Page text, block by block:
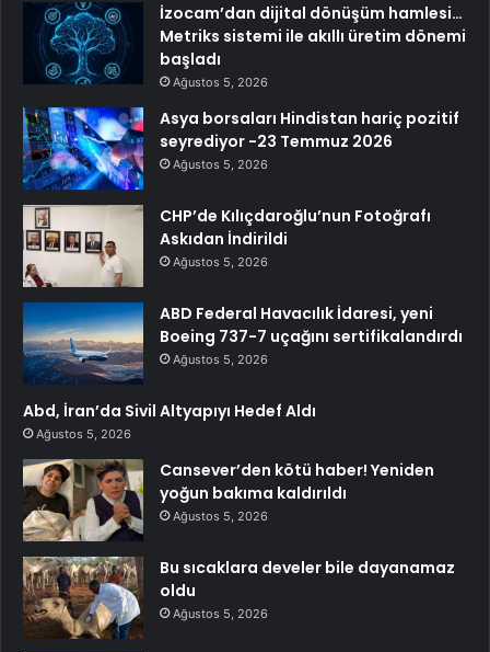
İzocam’dan dijital dönüşüm hamlesi…
Metriks sistemi ile akıllı üretim dönemi
başladı
Ağustos 5, 2026
Asya borsaları Hindistan hariç pozitif
seyrediyor -23 Temmuz 2026
Ağustos 5, 2026
CHP’de Kılıçdaroğlu’nun Fotoğrafı
Askıdan İndirildi
Ağustos 5, 2026
ABD Federal Havacılık İdaresi, yeni
Boeing 737-7 uçağını sertifikalandırdı
Ağustos 5, 2026
Abd, İran’da Sivil Altyapıyı Hedef Aldı
Ağustos 5, 2026
Cansever’den kötü haber! Yeniden
yoğun bakıma kaldırıldı
Ağustos 5, 2026
Bu sıcaklara develer bile dayanamaz
oldu
Ağustos 5, 2026